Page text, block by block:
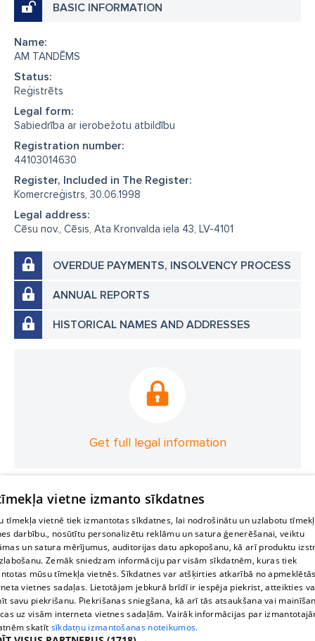
BASIC INFORMATION
Name:
AM TANDĒMS
Status:
Reģistrēts
Legal form:
Sabiedrība ar ierobežotu atbildību
Registration number:
44103014630
Register, Included in The Register:
Komercreģistrs, 30.06.1998
Legal address:
Cēsu nov., Cēsis, Ata Kronvalda iela 43, LV-4101
OVERDUE PAYMENTS, INSOLVENCY PROCESS
ANNUAL REPORTS
HISTORICAL NAMES AND ADDRESSES
Get full legal information
vietne izmanto sīkdatnes
tīmekļa vietnē tiek izmantotas sīkdatnes, lai nodrošinātu un uzlabotu
darbību., nosūtītu personalizētu reklāmu un satura ģenerēšanai, veiktu
un satura mērījumus, auditorijas datu apkopošanu, kā arī produktu
Zemāk sniedzam informāciju par visām sīkdatnēm, kuras tiek
mūsu tīmekļa vietnēs. Sīkdatnes var atšķirties atkarībā no
vietnes sadaļas. Lietotājam jebkurā brīdī ir iespēja piekrist, atteikties
savu piekrišanu. Piekrišanas sniegšana, kā arī tās atsaukšana vai
uz visām interneta vietnes sadaļām. Vairāk informācijas par
skatīt sīkdatņu izmantošanas noteikumos.